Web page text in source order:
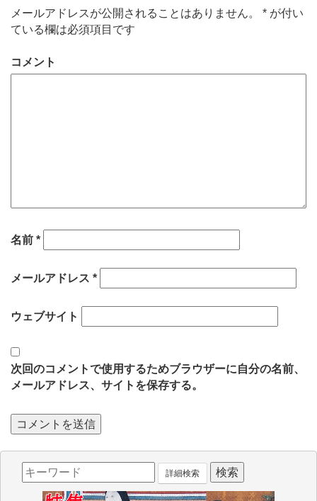
メールアドレスが公開されることはありません。 * が付い
ている欄は必須項目です
コメント
名前 *
メールアドレス *
ウェブサイト
次回のコメントで使用するためブラウザーに自分の名前、
メールアドレス、サイトを保存する。
詳細検索